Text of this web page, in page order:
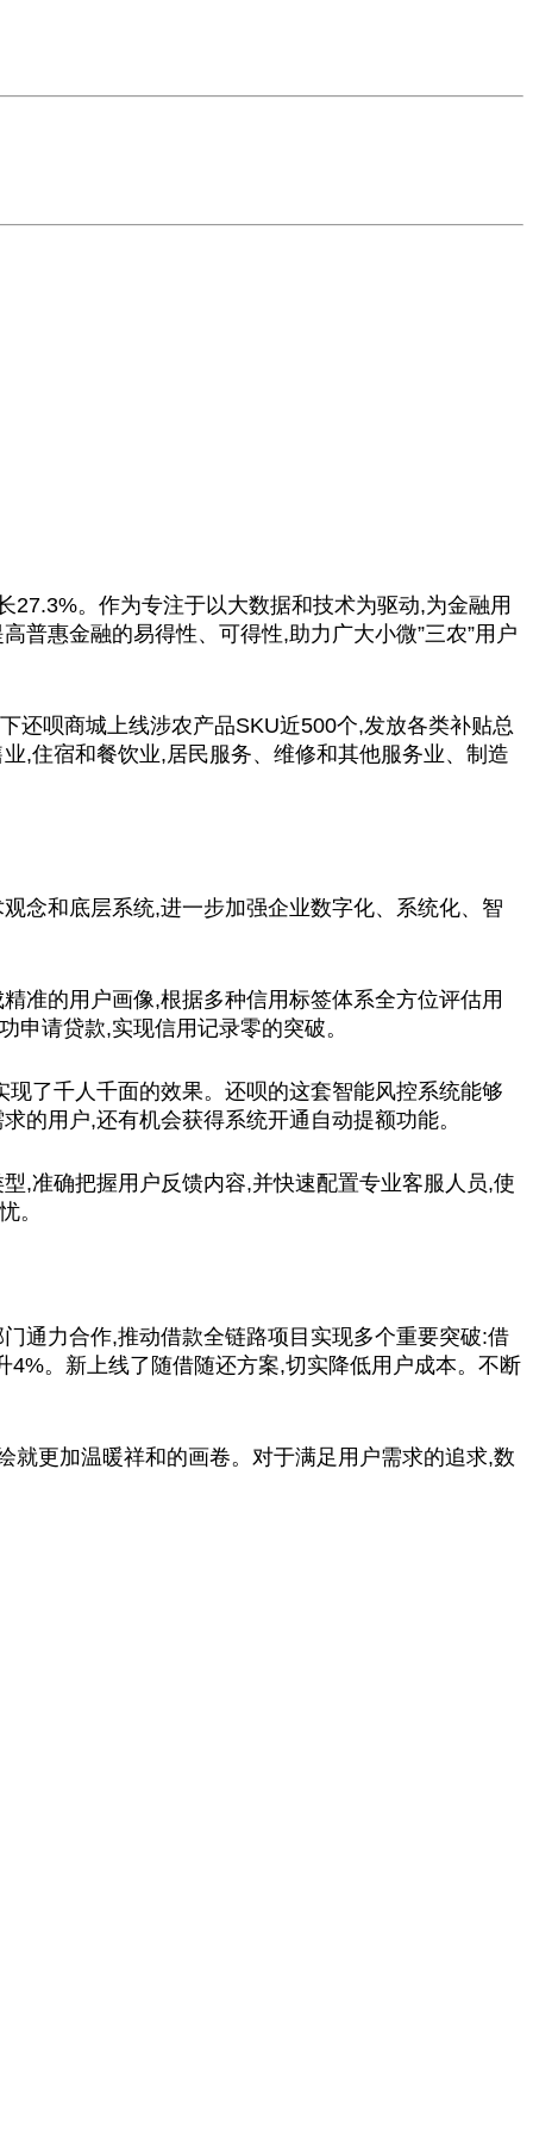
。作为专注于以大数据和技术为驱动,为金融用
普惠金融的易得性、可得性,助力广大小微”三农”用户
还呗商城上线涉农产品SKU近500个,发放各类补贴总
,住宿和餐饮业,居民服务、维修和其他服务业、制造
念和底层系统,进一步加强企业数字化、系统化、智
准的用户画像,根据多种信用标签体系全方位评估用
请贷款,实现信用记录零的突破。
了千人千面的效果。还呗的这套智能风控系统能够
的用户,还有机会获得系统开通自动提额功能。
,准确把握用户反馈内容,并快速配置专业客服人员,使
。
通力合作,推动借款全链路项目实现多个重要突破:借
。新上线了随借随还方案,切实降低用户成本。不断
更加温暖祥和的画卷。对于满足用户需求的追求,数